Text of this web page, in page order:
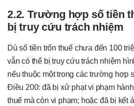
2.2. Trường hợp số tiền
bị truy cứu trách nhiệm
Dù số tiền trốn thuế chưa đến 100
vẫn có thể bị truy cứu trách nhiệm
nếu thuộc một trong các trường hợp
Điều 200: đã bị xử phạt vi phạm
thuế mà còn vi phạm; hoặc đã bị kết